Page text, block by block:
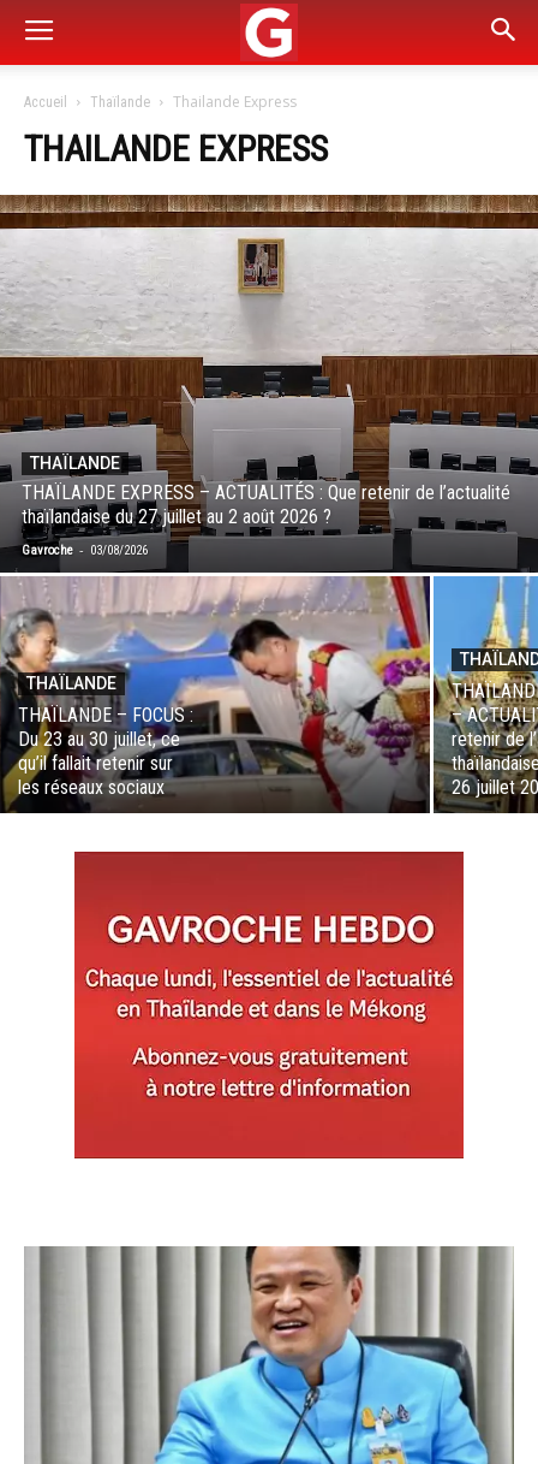
Accueil Thaïlande Thailande Express
THAILANDE EXPRESS
THAÏLANDE
THAÏLANDE EXPRESS – ACTUALITÉS : Que retenir de l’actualité
thaïlandaise du 27 juillet au 2 août 2026 ?
Gavroche - 03/08/2026
THAÏLANDE
THAÏLANDE – FOCUS :
Du 23 au 30 juillet, ce
qu’il fallait retenir sur
les réseaux sociaux
–
retenir de
26 juillet